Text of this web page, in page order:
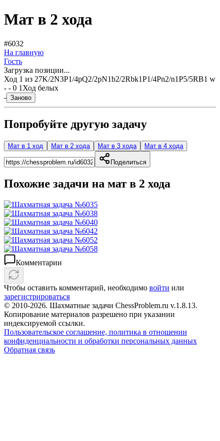
Мат в 2 хода
#6032
На главную
Гость
Загрузка позиции...
Ход 1 из 27K/2N3P1/4pQ2/2pN1b2/2Rbk1P1/4Pn2/n1P5/5RB1 w
- - 0 1 Ход белых
- Заново
Попробуйте другую задачу
Мат в 1 ход Мат в 2 хода Мат в 3 хода Мат в 4 хода
Поделиться
Похожие задачи на мат в 2 хода
Комментарии
Чтобы оставить комментарий, необходимо войти или
зарегистрироваться
© 2010-2026. Шахматные задачи ChessProblem.ru v.1.8.13.
Копирование материалов разрешено при указании
индексируемой ссылки.
Пользовательское соглашение, политика в отношении
конфиденциальности и обработки персональных данных
Обратная связь